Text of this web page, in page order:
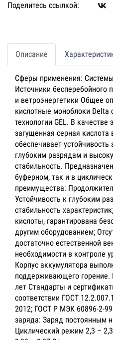
Поделитесь ссылкой:
Описание
Сферы применения:
Источники бесперебойного
и ветроэнергетики Общее
кислотные моноблоки Delta
технологии GEL. В качестве
загущенная серная кислота
обеспечивает
глубоким разрядам и
стабильность.
буферном, так и в
преимущества:
Устойчивость к глубоким
стабильность
кислоты, гарантирована
другим оборудованием;
достаточно естественной
необходимости в контроле
Корпус аккумулятора
поддерживающего
лет Стандарты и
соответствии ГОСТ
2012; ГОСТ Р МЭК 60896-2-
заряда: Заряд постоянным
Циклический режим 2,3 –